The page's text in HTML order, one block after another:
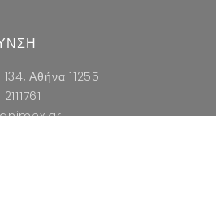
134, Αθήνα 11255